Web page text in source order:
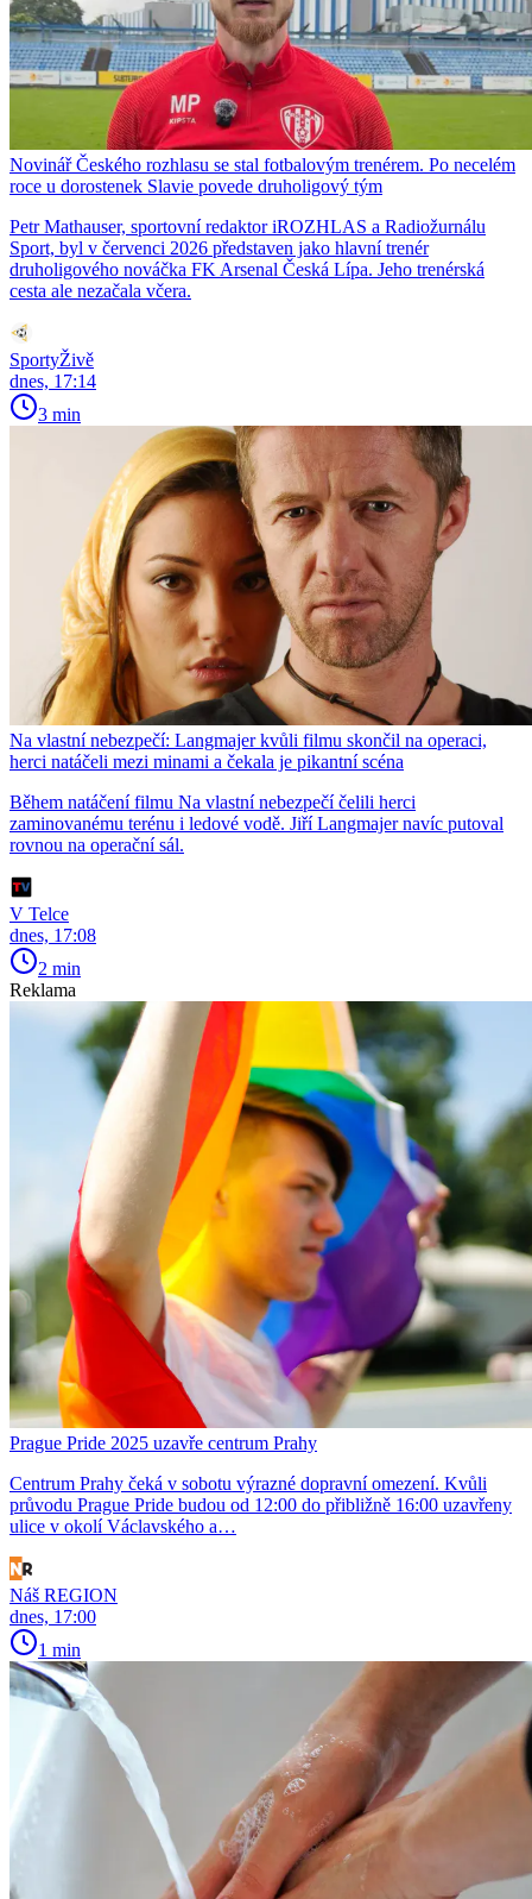
Novinář Českého rozhlasu se stal fotbalovým trenérem. Po necelém
roce u dorostenek Slavie povede druholigový tým
Petr Mathauser, sportovní redaktor iROZHLAS a Radiožurnálu
Sport, byl v červenci 2026 představen jako hlavní trenér
druholigového nováčka FK Arsenal Česká Lípa. Jeho trenérská
cesta ale nezačala včera.
SportyŽivě
dnes, 17:14
3 min
Na vlastní nebezpečí: Langmajer kvůli filmu skončil na operaci,
herci natáčeli mezi minami a čekala je pikantní scéna
Během natáčení filmu Na vlastní nebezpečí čelili herci
zaminovanému terénu i ledové vodě. Jiří Langmajer navíc putoval
rovnou na operační sál.
V Telce
dnes, 17:08
2 min
Reklama
Prague Pride 2025 uzavře centrum Prahy
Centrum Prahy čeká v sobotu výrazné dopravní omezení. Kvůli
průvodu Prague Pride budou od 12:00 do přibližně 16:00 uzavřeny
ulice v okolí Václavského a…
Náš REGION
dnes, 17:00
1 min